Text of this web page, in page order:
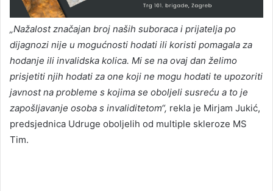
„Nažalost značajan broj naših suboraca i prijatelja po
dijagnozi nije u mogućnosti hodati ili koristi pomagala za
hodanje ili invalidska kolica. Mi se na ovaj dan želimo
prisjetiti njih hodati za one koji ne mogu hodati te upozoriti
javnost na probleme s kojima se oboljeli susreću a to je
zapošljavanje osoba s invaliditetom“, rekla je Mirjam Jukić,
predsjednica Udruge oboljelih od multiple skleroze MS
Tim.